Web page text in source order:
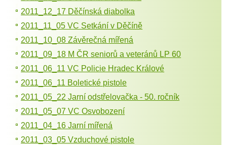
2011_12_17 Děčínská diabolka
2011_11_05 VC Setkání v Děčíně
2011_10_08 Závěrečná mířená
2011_09_18 M ČR seniorů a veteránů LP 60
2011_06_11 VC Policie Hradec Králové
2011_06_11 Boletické pistole
2011_05_22 Jarní odstřelovačka - 50. ročník
2011_05_07 VC Osvobození
2011_04_16 Jarní mířená
2011_03_05 Vzduchové pistole